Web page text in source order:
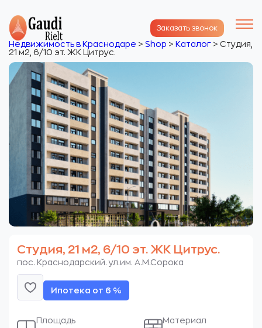
Заказать звонок
Недвижимость в Краснодаре > Shop > Каталог > Студия,
21 м2, 6/10 эт. ЖК Цитрус.
Студия, 21 м2, 6/10 эт. ЖК Цитрус.
пос. Краснодарский. ул.им. А.М.Сорока
Ипотека от 6 %
Площадь Материал